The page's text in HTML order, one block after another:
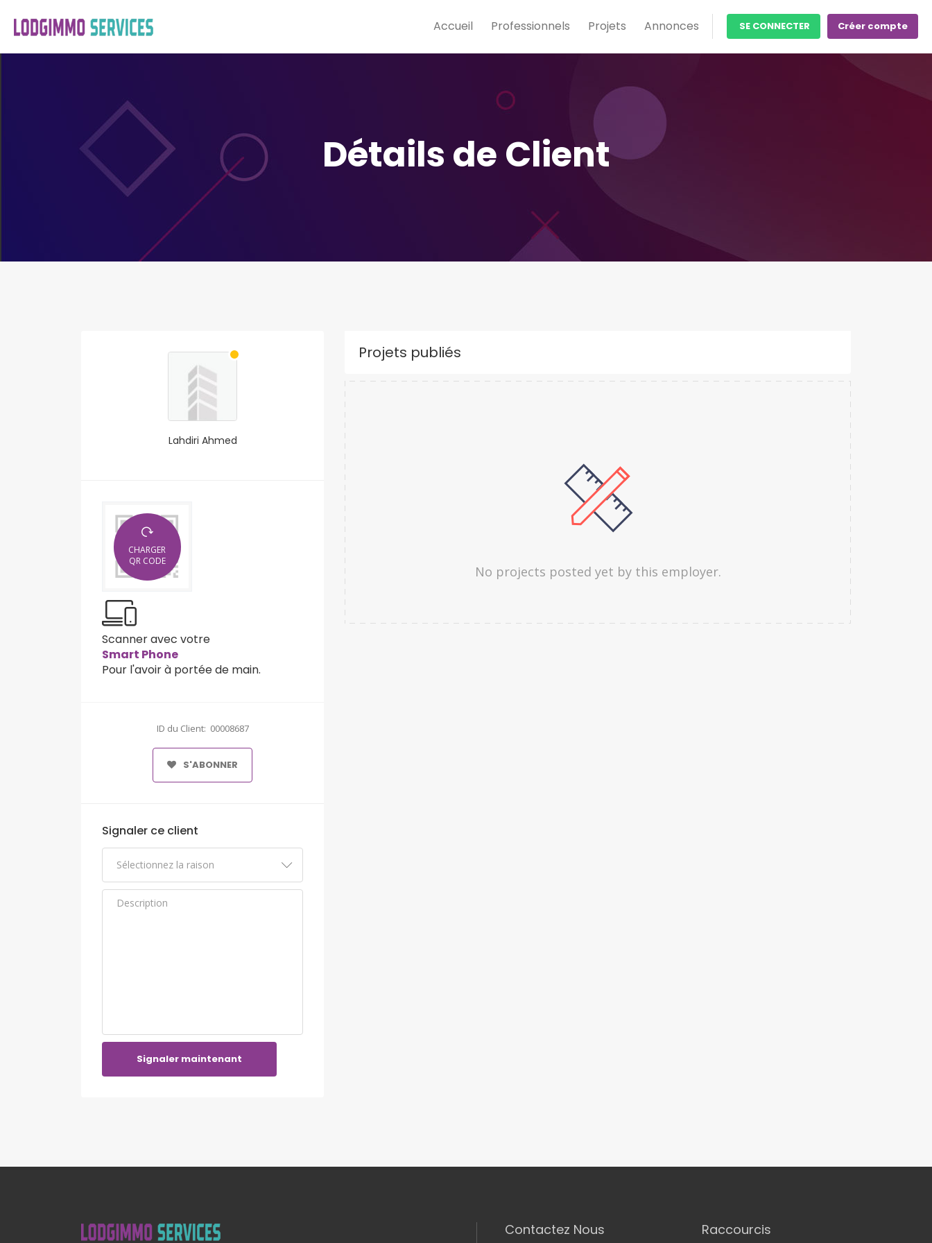
Accueil Professionnels Projets Annonces SE CONNECTER Créer compte
Détails de Client
Lahdiri Ahmed
CHARGER
QR CODE
Scanner avec votre
Smart Phone
Pour l'avoir à portée de main.
ID du Client: 00008687
S'ABONNER
Signaler ce client
Signaler maintenant
Projets publiés
No projects posted yet by this employer.
Contactez Nous Raccourcis